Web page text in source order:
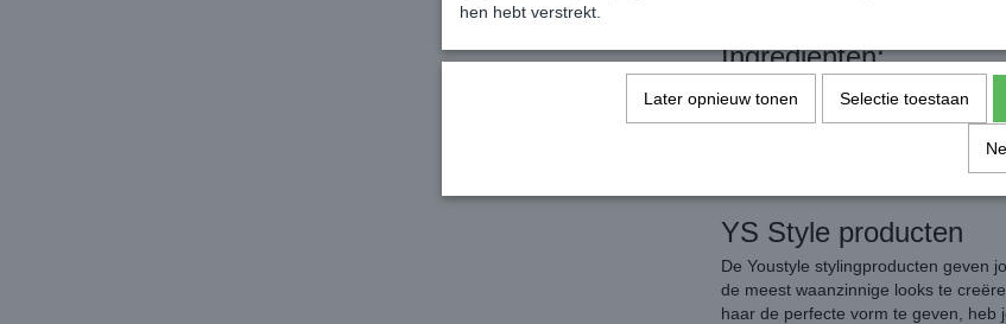
Ingrediënten:
Aqua, Acrylates Copolymer, PVP,
Pinnalifida Extract, Sodium
Hydantoin, Disodium EDTA,
Butylcarbamate, Butylphenyl
YS Style producten
De Youstyle stylingproducten geven
de meest waanzinnige looks te
haar de perfecte vorm te geven, heb
hen hebt verstrekt.
Later opnieuw tonen Selectie toestaan